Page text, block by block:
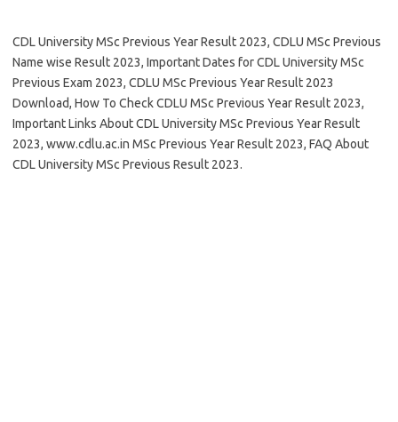
CDL University MSc Previous Year Result 2023, CDLU MSc Previous
Name wise Result 2023, Important Dates for CDL University MSc
Previous Exam 2023, CDLU MSc Previous Year Result 2023
Download, How To Check CDLU MSc Previous Year Result 2023,
Important Links About CDL University MSc Previous Year Result
2023, www.cdlu.ac.in MSc Previous Year Result 2023, FAQ About
CDL University MSc Previous Result 2023.